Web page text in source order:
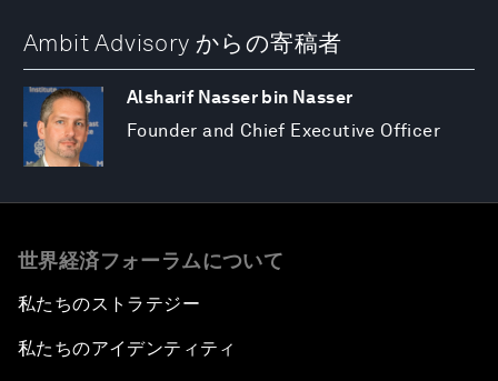
Ambit Advisory からの寄稿者
Alsharif Nasser bin Nasser
Founder and Chief Executive Officer
世界経済フォーラムについて
私たちのストラテジー
私たちのアイデンティティ